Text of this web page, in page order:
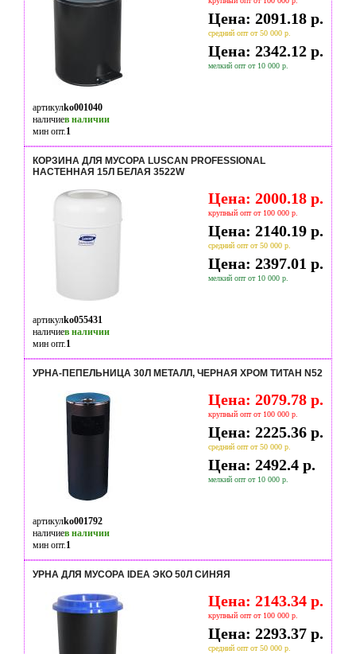
Цена: 2091.18 р.
средний опт от 50 000 р.
Цена: 2342.12 р.
мелкий опт от 10 000 р.
артикулko001040
наличиев наличии
мин опт.1
КОРЗИНА ДЛЯ МУСОРА LUSCAN PROFESSIONAL
НАСТЕННАЯ 15Л БЕЛАЯ 3522W
Цена: 2000.18 р.
крупный опт от 100 000 р.
Цена: 2140.19 р.
средний опт от 50 000 р.
Цена: 2397.01 р.
мелкий опт от 10 000 р.
артикулko055431
наличиев наличии
мин опт.1
УРНА-ПЕПЕЛЬНИЦА 30Л МЕТАЛЛ, ЧЕРНАЯ ХРОМ ТИТАН N52
Цена: 2079.78 р.
крупный опт от 100 000 р.
Цена: 2225.36 р.
средний опт от 50 000 р.
Цена: 2492.4 р.
мелкий опт от 10 000 р.
артикулko001792
наличиев наличии
мин опт.1
УРНА ДЛЯ МУСОРА IDEA ЭКО 50Л СИНЯЯ
Цена: 2143.34 р.
крупный опт от 100 000 р.
Цена: 2293.37 р.
средний опт от 50 000 р.